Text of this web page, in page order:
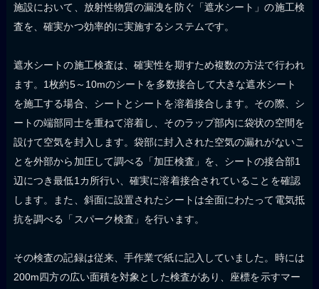
施設において、放射性物質の漏洩を防ぐ「遮水シート」の施工検
査を、確実かつ効率的に実施するシステムです。
遮水シートの施工検査は、確実性を期すため複数の方法で行われ
ます。1枚約5～10mのシートを多数接合して大きな遮水シート
を施工する場合、シートとシートを溶着接合します。その際、シ
ートの端部同士を重ねて溶着し、そのラップ部内に袋状の空間を
設けて空気を封入します。袋部に封入された空気の漏れがないこ
とを外部から加圧して調べる「加圧検査」を、シートの接合部1
辺につき最低1カ所行い、確実に溶着接合されていることを確認
します。また、斜面に設置されたシートは全面にわたって電気抵
抗を調べる「スパーク検査」を行います。
その検査の記録は従来、手作業で紙に記入していました。時には
200m四方の広い面積を対象とした検査があり、座標を示すマー